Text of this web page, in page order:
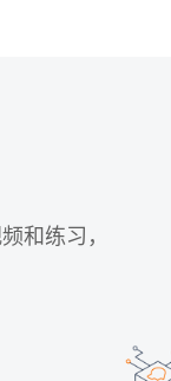
和练习，